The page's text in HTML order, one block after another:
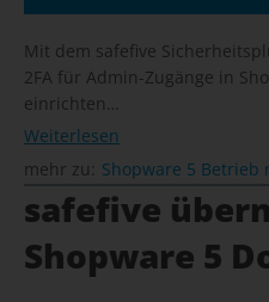
Mit dem safefive
2FA für Admin-Zugänge in
einrichten…
Weiterlesen
mehr zu: Shopware 5 Betrieb
safefive
Shopware 5